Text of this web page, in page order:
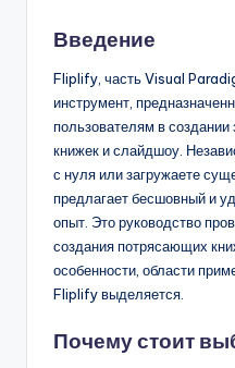
w
&
D
Введение
Fliplify, часть Visual
инструмент,
пользователям в
книжек и слайдшоу.
с нуля или загружаете
предлагает бесшовный и
опыт. Это руководство
создания потрясающих
особенности, области
Fliplify выделяется.
Почему стоит